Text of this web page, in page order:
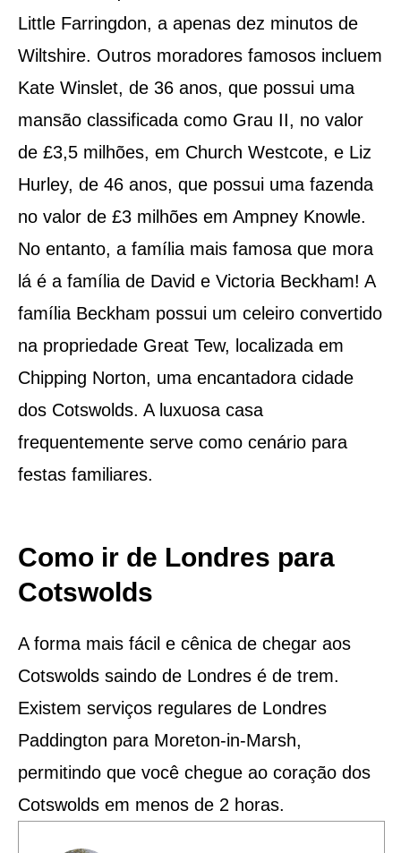
Little Farringdon, a apenas dez minutos de
Wiltshire. Outros moradores famosos incluem
Kate Winslet, de 36 anos, que possui uma
mansão classificada como Grau II, no valor
de £3,5 milhões, em Church Westcote, e Liz
Hurley, de 46 anos, que possui uma fazenda
no valor de £3 milhões em Ampney Knowle.
No entanto, a família mais famosa que mora
lá é a família de David e Victoria Beckham! A
família Beckham possui um celeiro convertido
na propriedade Great Tew, localizada em
Chipping Norton, uma encantadora cidade
dos Cotswolds. A luxuosa casa
frequentemente serve como cenário para
festas familiares.
Como ir de Londres para
Cotswolds
A forma mais fácil e cênica de chegar aos
Cotswolds saindo de Londres é de trem.
Existem serviços regulares de Londres
Paddington para Moreton-in-Marsh,
permitindo que você chegue ao coração dos
Cotswolds em menos de 2 horas.